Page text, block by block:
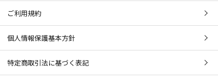
ご利用規約
個人情報保護基本方針
特定商取引法に基づく表記